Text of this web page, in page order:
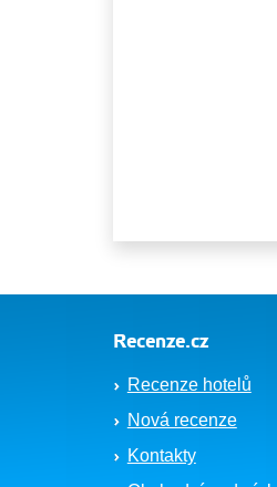
Recenze.cz
Recenze hotelů
Nová recenze
Kontakty